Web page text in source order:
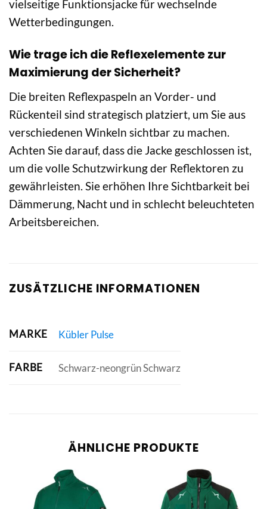
vielseitige Funktionsjacke für wechselnde
Wetterbedingungen.
Wie trage ich die Reflexelemente zur
Maximierung der Sicherheit?
Die breiten Reflexpaspeln an Vorder- und
Rückenteil sind strategisch platziert, um Sie aus
verschiedenen Winkeln sichtbar zu machen.
Achten Sie darauf, dass die Jacke geschlossen ist,
um die volle Schutzwirkung der Reflektoren zu
gewährleisten. Sie erhöhen Ihre Sichtbarkeit bei
Dämmerung, Nacht und in schlecht beleuchteten
Arbeitsbereichen.
ZUSÄTZLICHE INFORMATIONEN
MARKE Kübler Pulse
FARBE Schwarz-neongrün Schwarz
ÄHNLICHE PRODUKTE